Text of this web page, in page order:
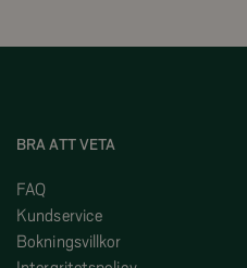
BRA ATT VETA
FAQ
Kundservice
Bokningsvillkor